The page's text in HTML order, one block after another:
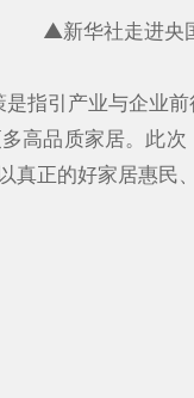
▲新华社走进央
指引产业与企业前
多高品质家居
正的好家居惠民